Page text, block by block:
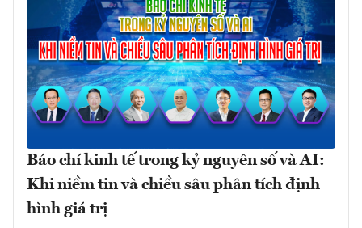
Báo chí kinh tế trong kỷ nguyên số và AI:
Khi niềm tin và chiều sâu phân tích định
hình giá trị